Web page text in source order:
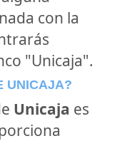
con la
"Unicaja".
UNICAJA?
Unicaja es